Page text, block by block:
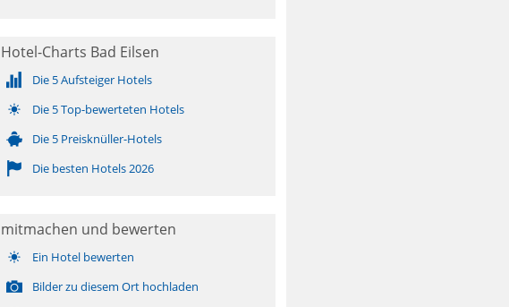
Hotel-Charts Bad Eilsen
Die 5 Aufsteiger Hotels
Die 5 Top-bewerteten Hotels
Die 5 Preisknüller-Hotels
Die besten Hotels 2026
mitmachen und bewerten
Ein Hotel bewerten
Bilder zu diesem Ort hochladen